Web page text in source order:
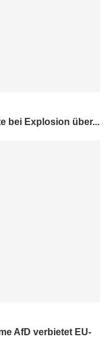
bei Explosion über...
AfD verbietet EU-